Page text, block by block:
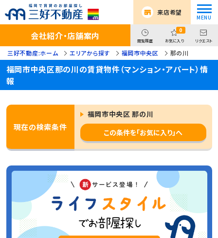
来店希望
会社紹介・店舗案内 閲覧履歴
0
お気に入り リクエスト
三好不動産:ホーム エリアから探す 福岡市中央区 那の川
福岡市中央区那の川の賃貸物件（マンション・アパート）情
報
現在の検索条件
福岡市中央区 那の川
この条件を「お気に入り」へ